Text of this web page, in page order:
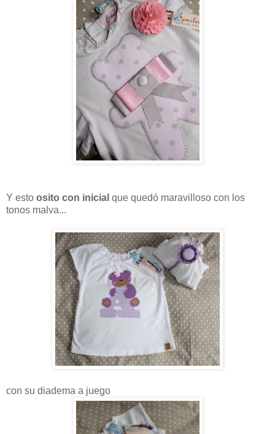
Y esto osito con inicial que quedó maravilloso con los
tonos malva...
con su diadema a juego